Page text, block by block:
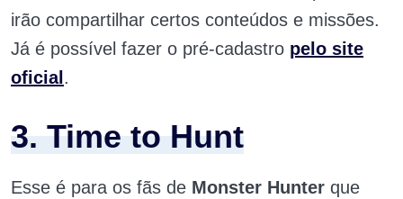
irão compartilhar certos conteúdos e missões.
Já é possível fazer o pré-cadastro pelo site
oficial .
3. Time to Hunt
Esse é para os fãs de Monster Hunter que